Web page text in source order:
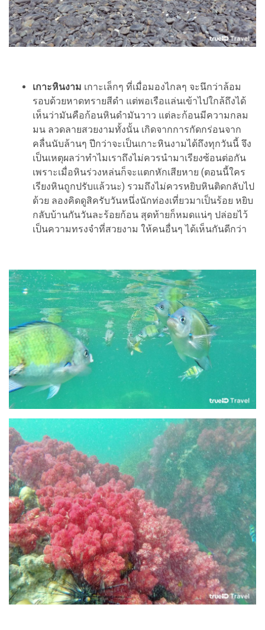
เกาะหินงาม เกาะเล็กๆ ที่เมื่อมองไกลๆ จะนึกว่าล้อม
รอบด้วยหาดทรายสีดำ แต่พอเรือแล่นเข้าไปใกล้ถึงได้
เห็นว่ามันคือก้อนหินดำมันวาว แต่ละก้อนมีความกลม
มน ลวดลายสวยงามทั้งนั้น เกิดจากการกัดกร่อนจาก
คลื่นนับล้านๆ ปีกว่าจะเป็นเกาะหินงามได้ถึงทุกวันนี้ จึง
เป็นเหตุผลว่าทำไมเราถึงไม่ควรนำมาเรียงซ้อนต่อกัน
เพราะเมื่อหินร่วงหล่นก็จะแตกหักเสียหาย (ตอนนี้ใคร
เรียงหินถูกปรับแล้วนะ) รวมถึงไม่ควรหยิบหินติดกลับไป
ด้วย ลองคิดดูสิครับวันหนึ่งนักท่องเที่ยวมาเป็นร้อย หยิบ
กลับบ้านกันวันละร้อยก้อน สุดท้ายก็หมดแน่ๆ ปล่อยไว้
เป็นความทรงจำที่สวยงาม ให้คนอื่นๆ ได้เห็นกันดีกว่า